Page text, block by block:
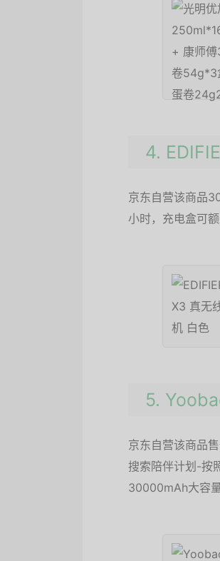
4.
京东自营该商品
小时，充电盒可
5.
京东自营该商品
搜索陪伴计划-按
30000mAh大容